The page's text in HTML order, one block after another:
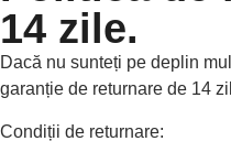
14 zile.
Dacă nu sunteți pe deplin
garanție de returnare de 14
Condiții de returnare: